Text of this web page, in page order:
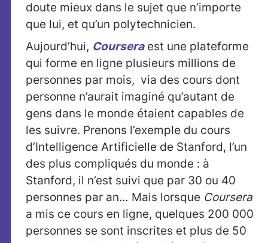
doute mieux dans le sujet que n’importe
que lui, et qu’un polytechnicien.
Aujourd’hui, Courseraest une plateforme
qui forme en ligne plusieurs millions de
personnes par mois, via des cours dont
personne n’aurait imaginé qu’autant de
gens dans le monde étaient capables de
les suivre. Prenons l’exemple du cours
d’Intelligence Artificielle de Stanford, l’un
des plus compliqués du monde : à
Stanford, il n’est suivi que par 30 ou 40
personnes par an… Mais lorsque Coursera
a mis ce cours en ligne, quelques 200 000
personnes se sont inscrites et plus de 50